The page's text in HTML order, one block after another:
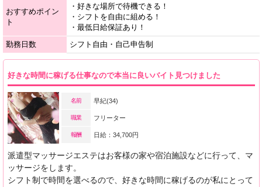
おすすめポイン
ト
・好きな場所で待機できる！
・シフトを自由に組める！
・最低日給保証あり！
勤務日数
シフト自由・自己申告制
好きな時間に稼げる仕事なので本当に良いバイト見つけました
名前 早紀(34)
職業 フリーター
報酬 日給：34,700円
派遣型マッサージエステはお客様の家や宿泊施設などに行って、マ
ッサージをします。
シフト制で時間を選べるので、好きな時間に稼げるのが私にとって